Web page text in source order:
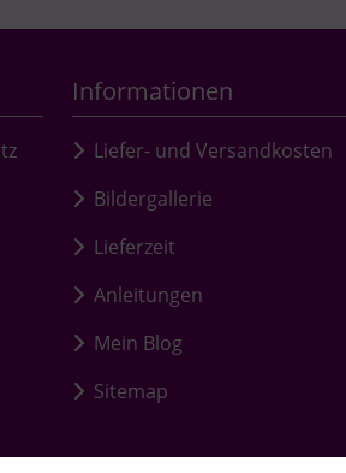
Informationen
Liefer- und Versandkosten
Bildergallerie
Lieferzeit
Anleitungen
Mein Blog
Sitemap